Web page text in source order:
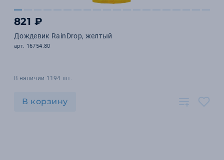
821 ₽
Дождевик RainDrop, желтый
арт. 16754.80
В наличии 1194 шт.
В корзину